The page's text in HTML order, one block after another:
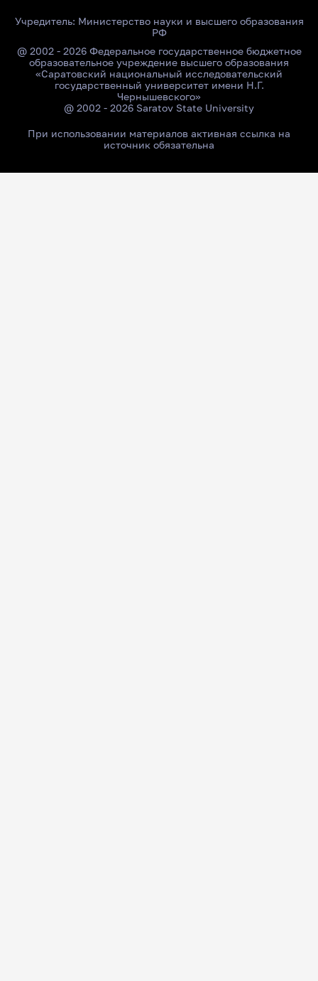
Учредитель: Министерство науки и высшего образования
РФ
@ 2002 - 2026 Федеральное государственное бюджетное
образовательное учреждение высшего образования
«Саратовский национальный исследовательский
государственный университет имени Н.Г.
Чернышевского»
@ 2002 - 2026 Saratov State University
При использовании материалов активная ссылка на
источник обязательна